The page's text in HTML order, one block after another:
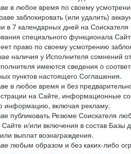
в любое время по своему
заблокировать (или удалить)
в 7 календарных дней на
специального функционала
право по своему усмотрению
наличия у Исполнителя сомнений
имеются сведения о
пунктов настоящего Соглашения.
в любое время и без
на Сайте, информационные
информацию, включая рекламу.
публиковать Резюме Соискателя
и/или включения в состав Базы
выплат вознаграждения.
любым образом и без каких-либо